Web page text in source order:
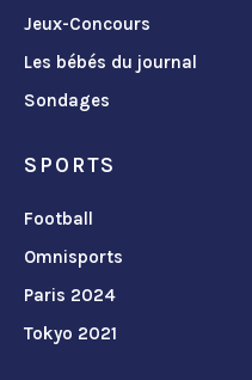
Jeux-Concours
Les bébés du journal
Sondages
SPORTS
Football
Omnisports
Paris 2024
Tokyo 2021